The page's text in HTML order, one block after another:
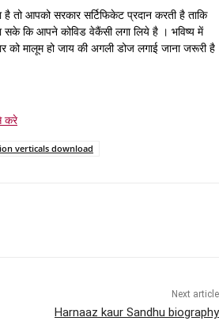
तो आपको सरकार सर्टिफिकेट प्रदान करती है ताकि
सके कि आपने कोविड वेकैंसी लगा लिये है । भविष्य में
को मालूम हो जाय की अगली डोज लगाई जाना जरूरी है
करे
verticals download
Next article
Harnaaz kaur Sandhu biography